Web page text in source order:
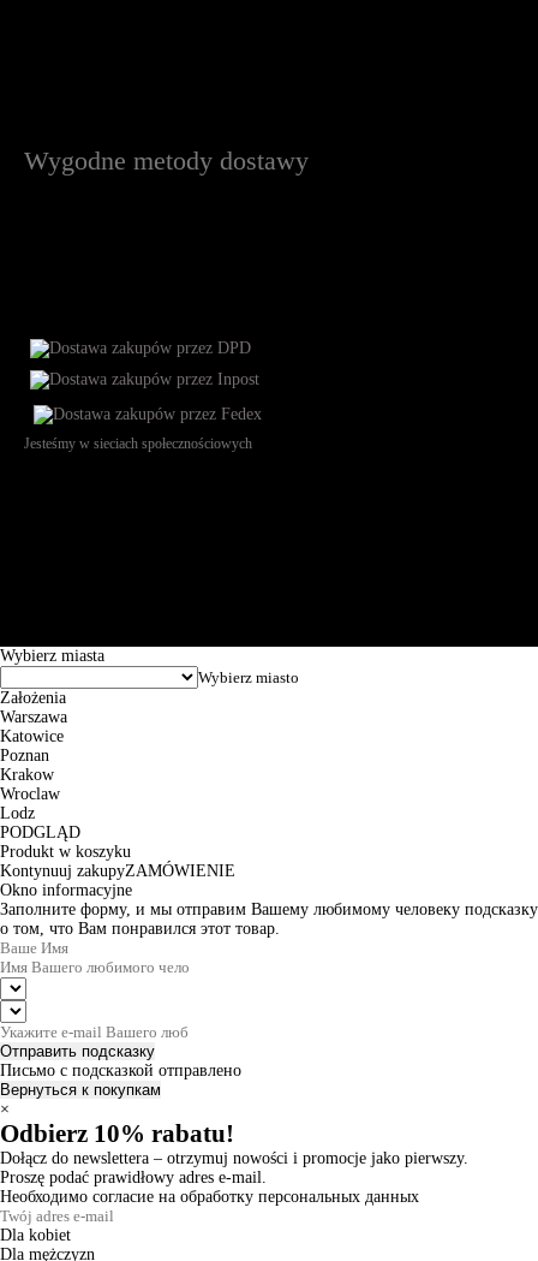
Wygodne metody dostawy
Jesteśmy w sieciach społecznościowych
Wybierz miasta
Założenia
Warszawa
Katowice
Poznan
Krakow
Wroclaw
Lodz
PODGLĄD
Produkt w koszyku
Kontynuuj zakupyZAMÓWIENIE
Okno informacyjne
Заполните форму, и мы отправим Вашему любимому человеку подсказку
о том, что Вам понравился этот товар.
Отправить подсказку
Письмо с подсказкой отправлено
Вернуться к покупкам
×
Odbierz 10% rabatu!
Dołącz do newslettera – otrzymuj nowości i promocje jako pierwszy.
Proszę podać prawidłowy adres e-mail.
Необходимо согласие на обработку персональных данных
Dla kobiet
Dla mężczyzn